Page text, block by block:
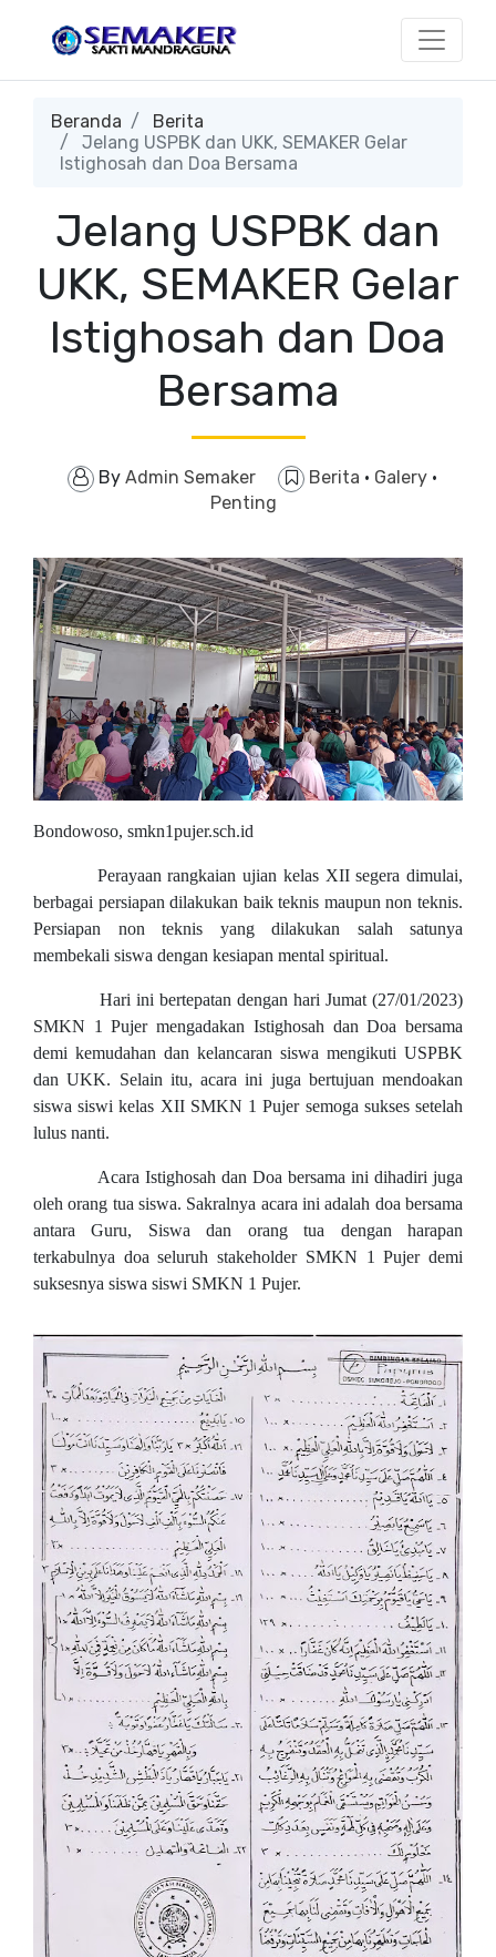
Beranda
Berita
Jelang USPBK dan UKK, SEMAKER Gelar
Istighosah dan Doa Bersama
Jelang USPBK dan
UKK, SEMAKER Gelar
Istighosah dan Doa
Bersama
By Admin Semaker Berita · Galery ·
Penting
Bondowoso, smkn1pujer.sch.id
Perayaan rangkaian ujian kelas XII segera dimulai,
berbagai persiapan dilakukan baik teknis maupun non teknis.
Persiapan non teknis yang dilakukan salah satunya
membekali siswa dengan kesiapan mental spiritual.
Hari ini bertepatan dengan hari Jumat (27/01/2023)
SMKN 1 Pujer mengadakan Istighosah dan Doa bersama
demi kemudahan dan kelancaran siswa mengikuti USPBK
dan UKK. Selain itu, acara ini juga bertujuan mendoakan
siswa siswi kelas XII SMKN 1 Pujer semoga sukses setelah
lulus nanti.
Acara Istighosah dan Doa bersama ini dihadiri juga
oleh orang tua siswa. Sakralnya acara ini adalah doa bersama
antara Guru, Siswa dan orang tua dengan harapan
terkabulnya doa seluruh stakeholder SMKN 1 Pujer demi
suksesnya siswa siswi SMKN 1 Pujer.